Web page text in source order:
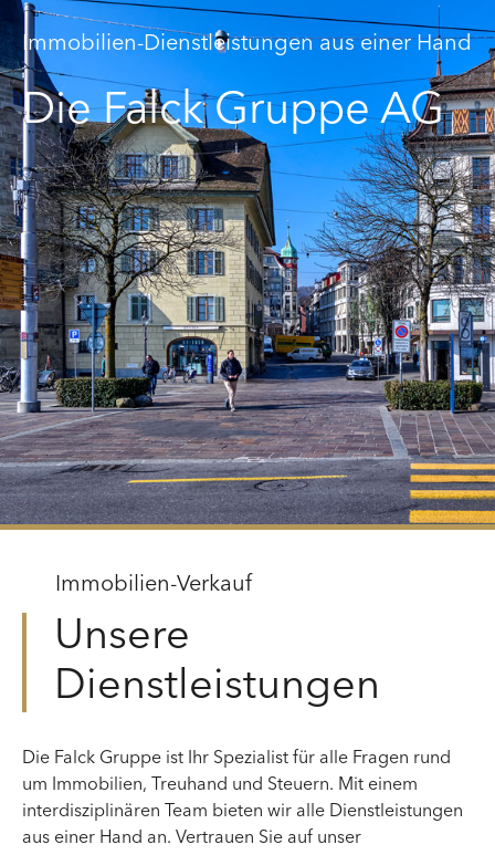
Immobilien-Dienstleistungen aus einer Hand
Die Falck Gruppe AG
Immobilien-Verkauf
Unsere
Dienstleistungen
Die Falck Gruppe ist Ihr Spezialist für alle Fragen rund
um Immobilien, Treuhand und Steuern. Mit einem
interdisziplinären Team bieten wir alle Dienstleistungen
aus einer Hand an. Vertrauen Sie auf unser